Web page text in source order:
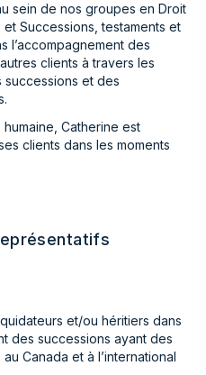
sein de nos groupes en Droit
Successions, testaments et
l’accompagnement des
clients à travers les
et des
Catherine est
clients dans les moments
et/ou héritiers dans
des successions ayant des
Canada et à l’international